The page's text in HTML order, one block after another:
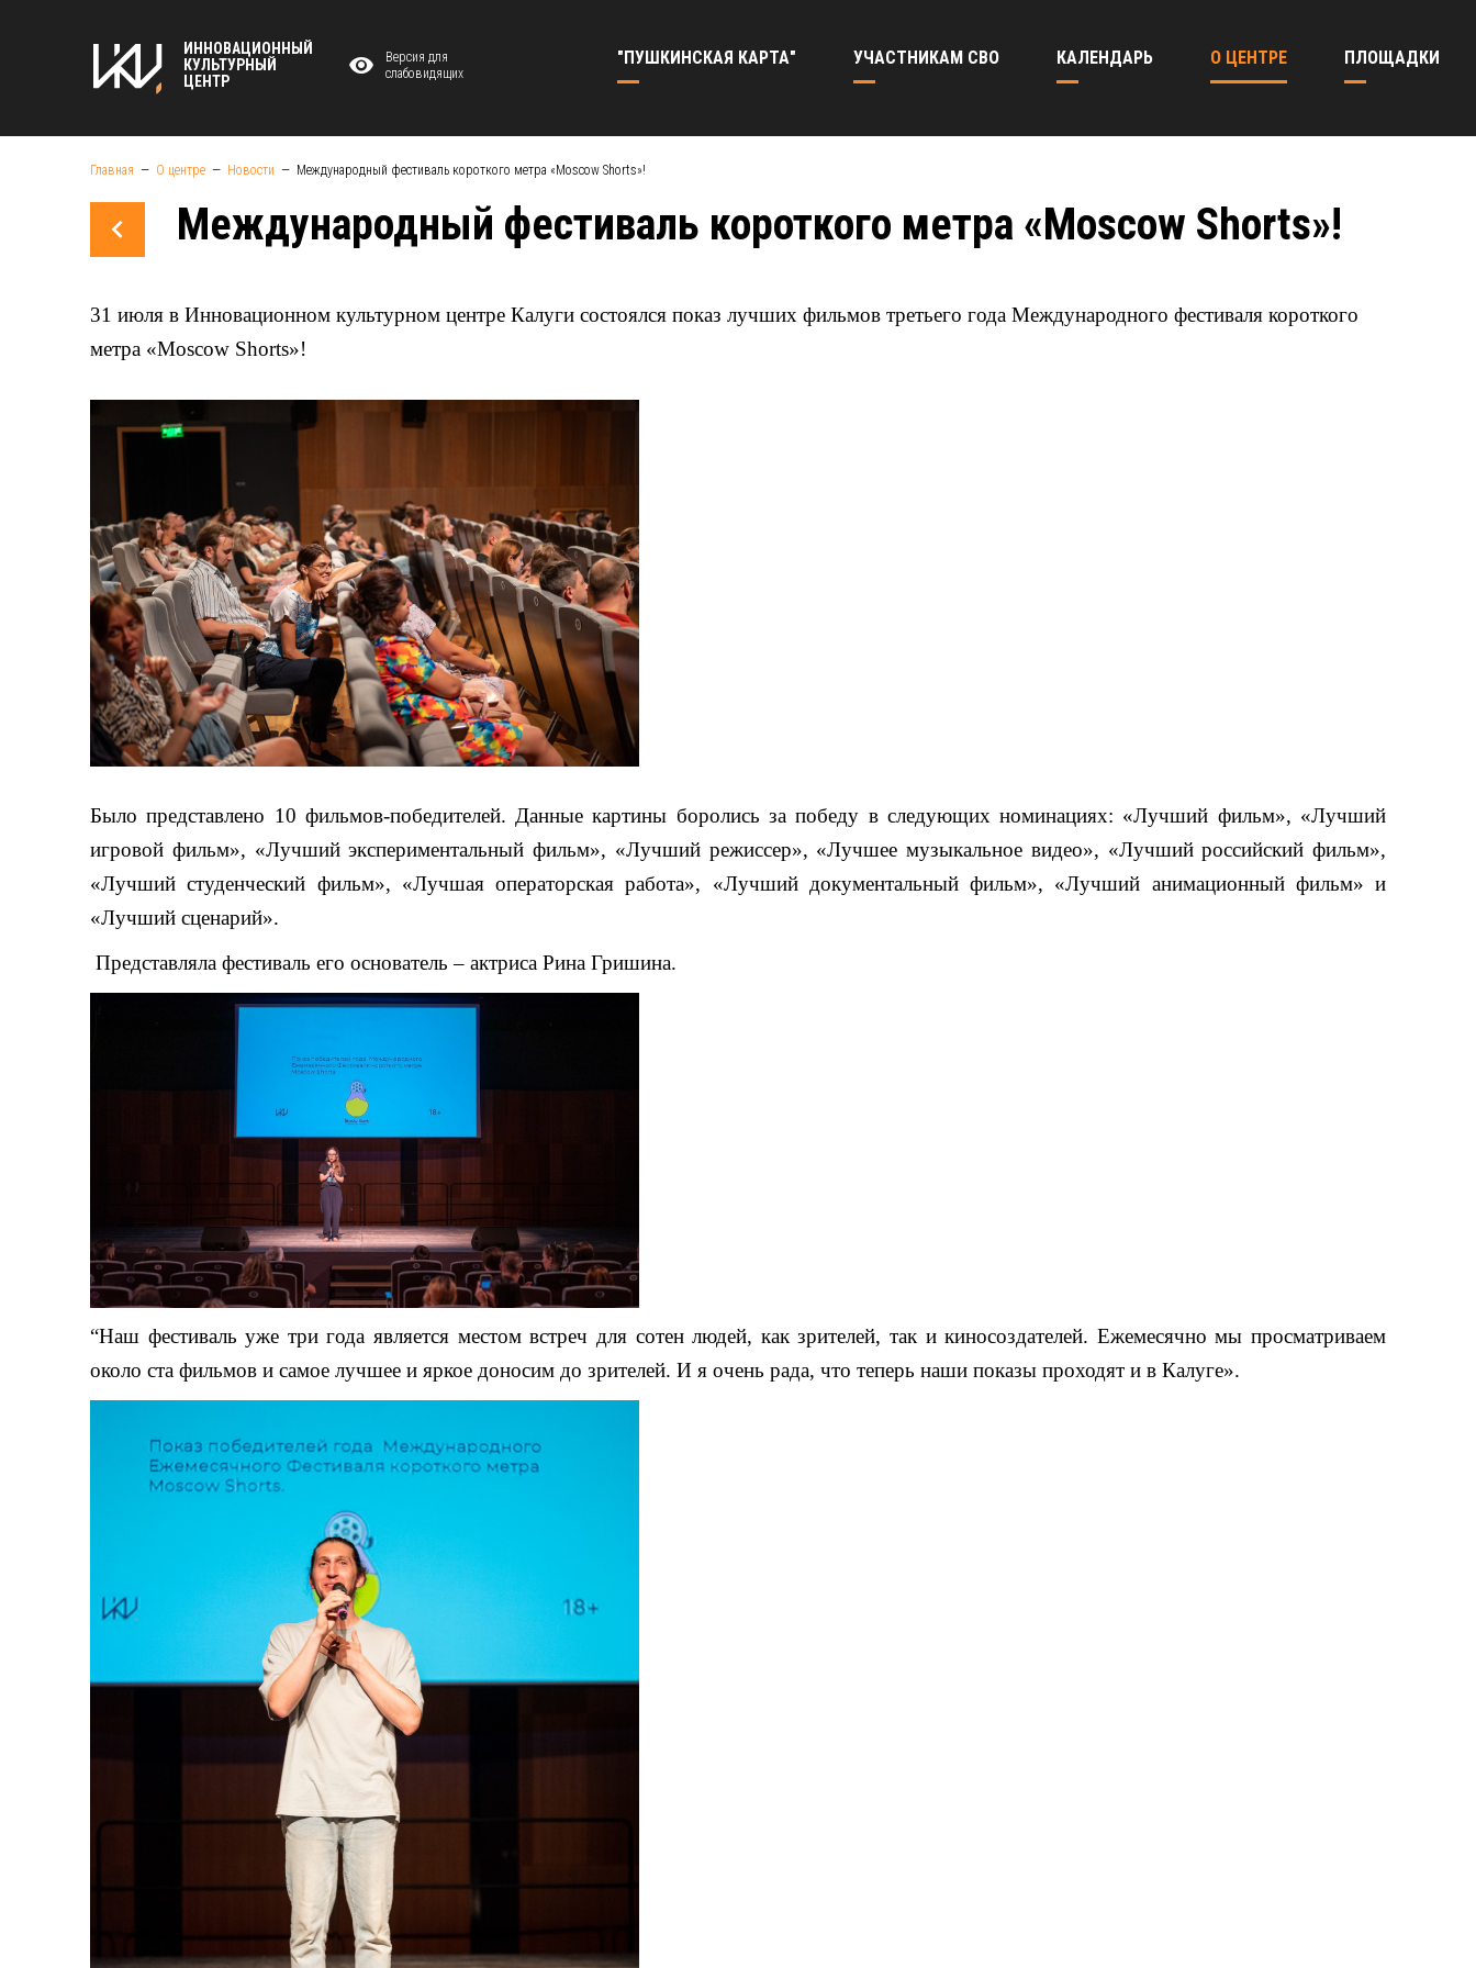
ИННОВАЦИОННЫЙ
КУЛЬТУРНЫЙ
ЦЕНТР
Версия для
слабовидящих
"ПУШКИНСКАЯ КАРТА" УЧАСТНИКАМ СВО КАЛЕНДАРЬ О ЦЕНТРЕ ПЛОЩАДКИ
Главная О центре Новости Международный фестиваль короткого метра «Moscow Shorts»!
Международный фестиваль короткого метра «Moscow Shorts»!
31 июля в Инновационном культурном центре Калуги состоялся показ лучших фильмов третьего года Международного фестиваля короткого
метра «Moscow Shorts»!
Было представлено 10 фильмов-победителей. Данные картины боролись за победу в следующих номинациях: «Лучший фильм», «Лучший
игровой фильм», «Лучший экспериментальный фильм», «Лучший режиссер», «Лучшее музыкальное видео», «Лучший российский фильм»,
«Лучший студенческий фильм», «Лучшая операторская работа», «Лучший документальный фильм», «Лучший анимационный фильм» и
«Лучший сценарий».
Представляла фестиваль его основатель – актриса Рина Гришина.
“Наш фестиваль уже три года является местом встреч для сотен людей, как зрителей, так и киносоздателей. Ежемесячно мы просматриваем
около ста фильмов и самое лучшее и яркое доносим до зрителей. И я очень рада, что теперь наши показы проходят и в Калуге».